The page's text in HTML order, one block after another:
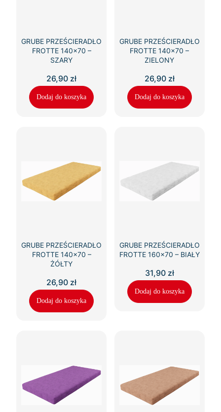
GRUBE PRZEŚCIERADŁO
FROTTE 140×70 –
SZARY
26,90 zł
Dodaj do koszyka
GRUBE PRZEŚCIERADŁO
FROTTE 140×70 –
ZIELONY
26,90 zł
Dodaj do koszyka
GRUBE PRZEŚCIERADŁO
FROTTE 140×70 –
ŻÓŁTY
26,90 zł
Dodaj do koszyka
GRUBE PRZEŚCIERADŁO
FROTTE 160×70 – BIAŁY
31,90 zł
Dodaj do koszyka